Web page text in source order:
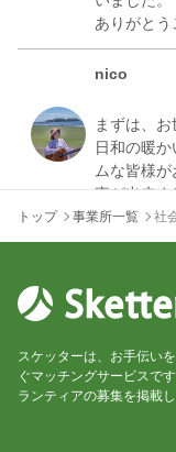
くれる方
10:00
募集終了
レク
☆地域密
る方の
10:00
9:30 -
募集終了
デイサ
ど、綺麗
nico
まずは、
日和の暖
ムな皆様
トップ 事業所一覧 社
スケッターは、お手伝い
ぐマッチングサービスで
ランティアの募集を掲載し